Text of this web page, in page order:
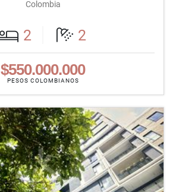
Colombia
2 2
$550.000.000
PESOS COLOMBIANOS